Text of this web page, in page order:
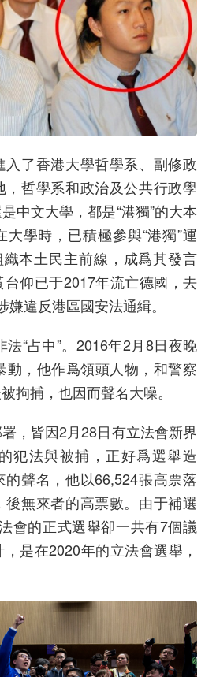
了香港大學哲學系、副修政
哲學系和政治及公共行政學
中文大學，都是“港獨”的大本
學時，已積極參與“港獨”運
織本土民主前線，成爲其發言
仰已于2017年流亡德國，去
違反港區國安法通緝。
“占中”。2016年2月8日夜晚
，他作爲領頭人物，和警察
拘捕，也因而聲名大噪。
，皆因2月28日有立法會新界
犯法與被捕，正好爲選舉造
聲名，他以66,524張高票落
無來者的高票數。由于補選
會的正式選舉卻一共有7個議
是在2020年的立法會選舉，